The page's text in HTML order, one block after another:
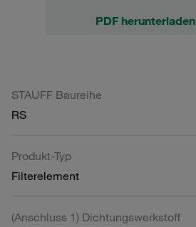
PDF herunterladen
STAUFF Baureihe
RS
Produkt-Typ
Filterelement
(Anschluss 1) Dichtungswerkstoff